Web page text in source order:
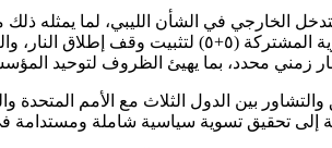
الخارجي في الشأن الليبي، لما يمثله
مجددين دعمهم لجهود اللجنة العسكرية
زمني محدد، بما يهيئ الظروف لتوحيد
والتشاور بين الدول الثلاث مع الأمم المتحدة
إلى تحقيق تسوية سياسية شاملة ومستدامة